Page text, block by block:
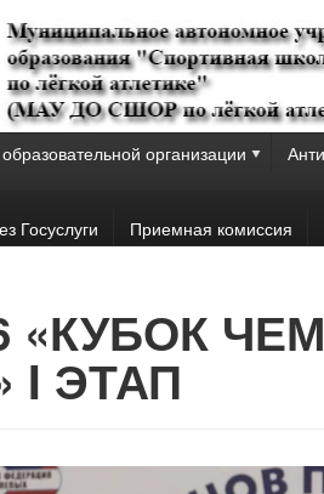
организации
Госуслуги Приемная комиссия
«КУБОК
I ЭТАП